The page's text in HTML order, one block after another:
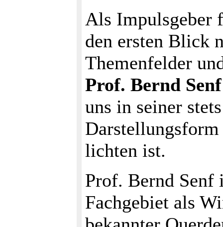
Als Impulsgeber
den ersten Blick
Themenfelder
Prof. Bernd Senf
uns in seiner
lichten ist.
Prof. Bernd Senf
Fachgebiet als